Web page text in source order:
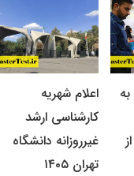
اعلام شهریه
کارشناسی ارشد
غیرروزانه دانشگاه
تهران ۱۴۰۵